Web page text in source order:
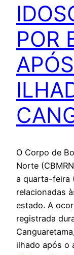
POR
O Corpo de
Norte
a quarta-feira
relacionadas
estado. A
registrada
ilhado após o